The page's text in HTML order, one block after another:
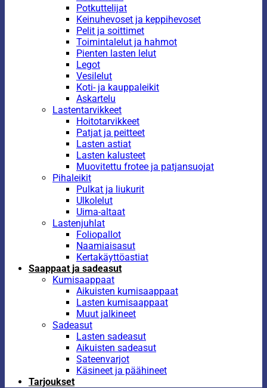
Potkuttelijat
Keinuhevoset ja keppihevoset
Pelit ja soittimet
Toimintalelut ja hahmot
Pienten lasten lelut
Legot
Vesilelut
Koti- ja kauppaleikit
Askartelu
Lastentarvikkeet
Hoitotarvikkeet
Patjat ja peitteet
Lasten astiat
Lasten kalusteet
Muovitettu frotee ja patjansuojat
Pihaleikit
Pulkat ja liukurit
Ulkolelut
Uima-altaat
Lastenjuhlat
Foliopallot
Naamiaisasut
Kertakäyttöastiat
Saappaat ja sadeasut
Kumisaappaat
Aikuisten kumisaappaat
Lasten kumisaappaat
Muut jalkineet
Sadeasut
Lasten sadeasut
Aikuisten sadeasut
Sateenvarjot
Käsineet ja päähineet
Tarjoukset